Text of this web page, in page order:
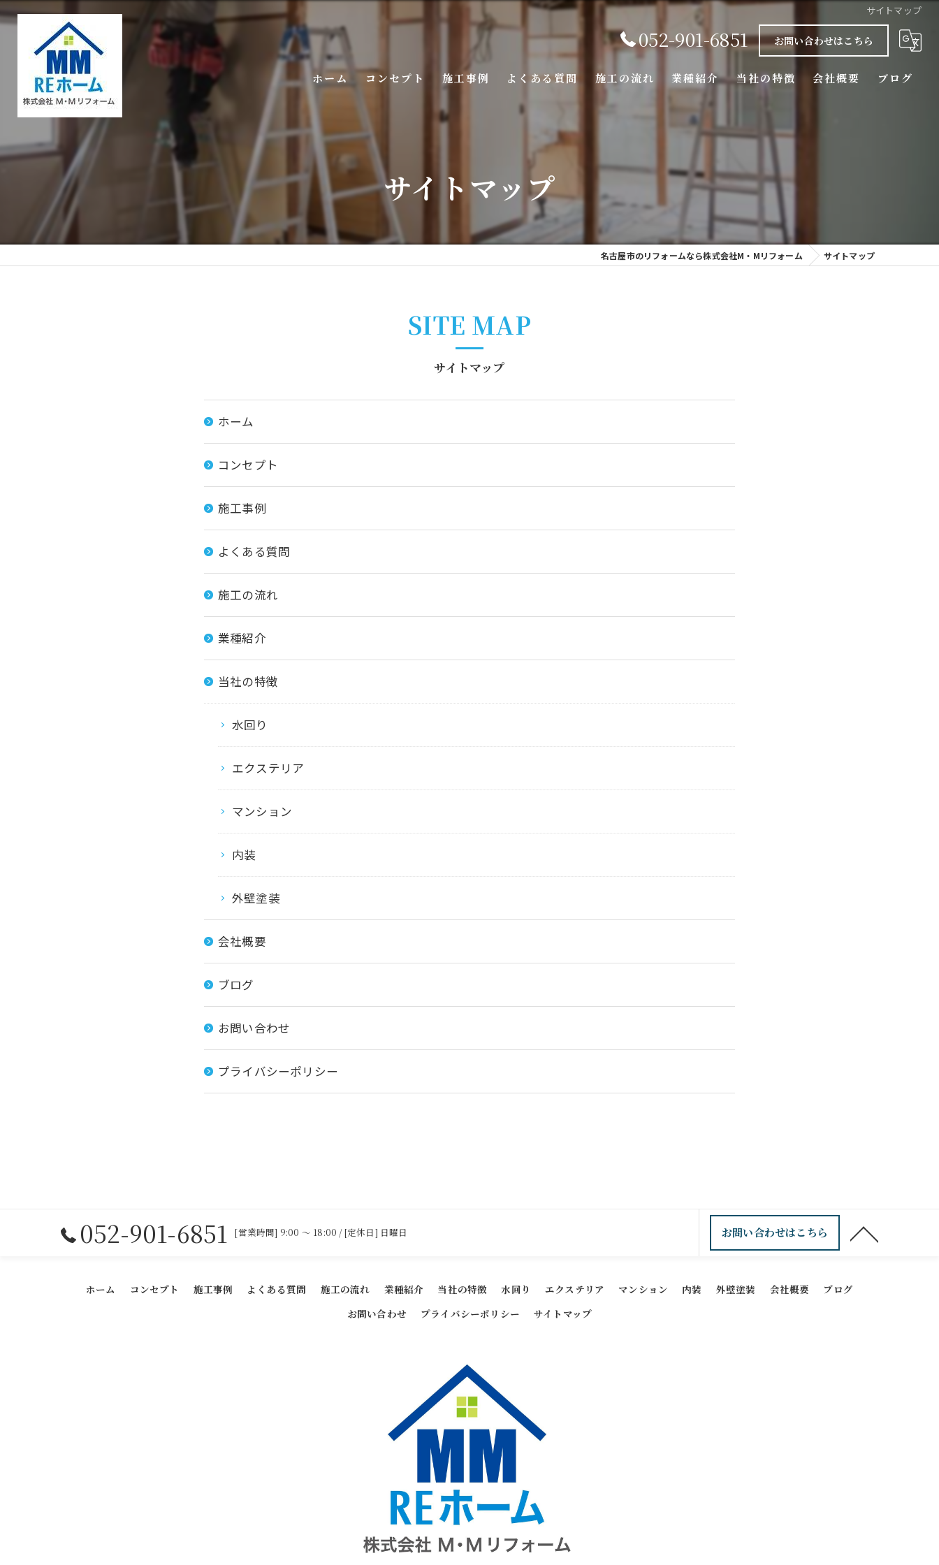
サイトマップ
052-901-6851 お問い合わせはこちら
ホーム コンセプト 施工事例 よくある質問 施工の流れ 業種紹介 当社の特徴
マンション
内装
外壁塗装
会社概要 ブログ
サイトマップ
名古屋市のリフォームなら株式会社M・Mリフォーム サイトマップ
サイトマップ
SITE MAP
ホーム
コンセプト
施工事例
よくある質問
施工の流れ
業種紹介
当社の特徴
水回り
エクステリア
マンション
内装
外壁塗装
会社概要
ブログ
お問い合わせ
プライバシーポリシー
052-901-6851 [営業時間] 9:00 〜 18:00 / [定休日] 日曜日 お問い合わせはこちら
ホーム コンセプト 施工事例 よくある質問 施工の流れ 業種紹介 当社の特徴 水回り エクステリア マンション 内装 外壁塗装 会社概要
ブログ
お問い合わせ
プライバシーポリシー サイトマップ